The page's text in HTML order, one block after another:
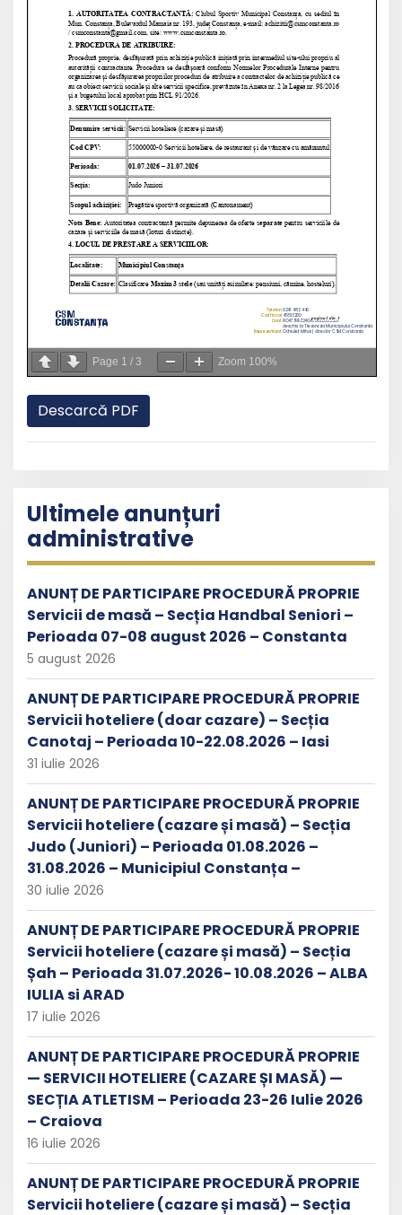
Page 1 / 3 Zoom 100%
Descarcă PDF
Ultimele anunțuri
administrative
ANUNȚ DE PARTICIPARE PROCEDURĂ PROPRIE
Servicii de masă – Secția Handbal Seniori –
Perioada 07-08 august 2026 – Constanta
5 august 2026
ANUNȚ DE PARTICIPARE PROCEDURĂ PROPRIE
Servicii hoteliere (doar cazare) – Secția
Canotaj – Perioada 10-22.08.2026 – Iasi
31 iulie 2026
ANUNȚ DE PARTICIPARE PROCEDURĂ PROPRIE
Servicii hoteliere (cazare și masă) – Secția
Judo (Juniori) – Perioada 01.08.2026 –
31.08.2026 – Municipiul Constanța –
30 iulie 2026
ANUNȚ DE PARTICIPARE PROCEDURĂ PROPRIE
Servicii hoteliere (cazare și masă) – Secția
Șah – Perioada 31.07.2026- 10.08.2026 – ALBA
IULIA si ARAD
17 iulie 2026
ANUNȚ DE PARTICIPARE PROCEDURĂ PROPRIE
— SERVICII HOTELIERE (CAZARE ȘI MASĂ) —
SECȚIA ATLETISM – Perioada 23-26 Iulie 2026
– Craiova
16 iulie 2026
ANUNȚ DE PARTICIPARE PROCEDURĂ PROPRIE
Servicii hoteliere (cazare și masă) – Secția